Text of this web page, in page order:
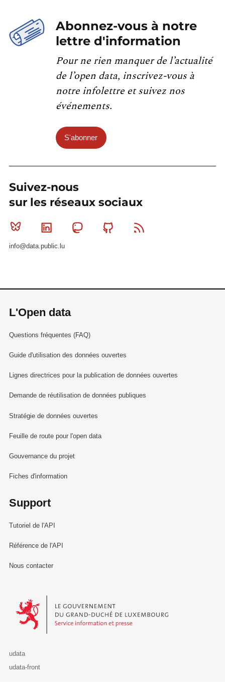
Abonnez-vous à notre
lettre d'information
Pour ne rien manquer de l’actualité
de l’open data, inscrivez-vous à
notre infolettre et suivez nos
événements.
S'abonner
Suivez-nous
sur les réseaux sociaux
Bluesky Linkedin MastodonGithub
info@data.public.lu
L'Open data
Questions fréquentes (FAQ)
Guide d'utilisation des données ouvertes
Lignes directrices pour la publication de données ouvertes
Demande de réutilisation de données publiques
Stratégie de données ouvertes
Feuille de route pour l'open data
Gouvernance du projet
Fiches d'information
Support
Tutoriel de l'API
Référence de l'API
Nous contacter
Le Gouvernement du Grand-Duché de Luxembourg - Service
udata
udata-front